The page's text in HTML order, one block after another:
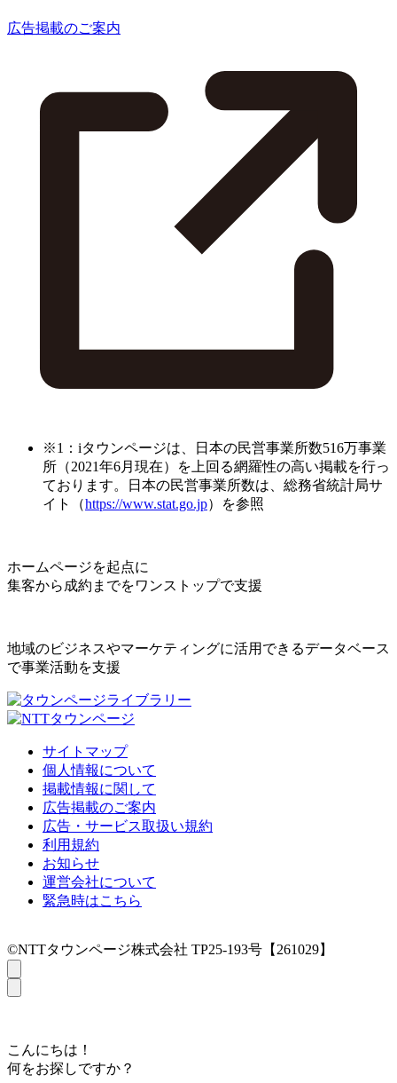
広告掲載のご案内
※1：iタウンページは、日本の民営事業所数516万事業
所（2021年6月現在）を上回る網羅性の高い掲載を行っ
ております。日本の民営事業所数は、総務省統計局サ
イト（https://www.stat.go.jp）を参照
ホームページを起点に
集客から成約までをワンストップで支援
地域のビジネスやマーケティングに活用できるデータベース
で事業活動を支援
サイトマップ
個人情報について
掲載情報に関して
広告掲載のご案内
広告・サービス取扱い規約
利用規約
お知らせ
運営会社について
緊急時はこちら
©NTTタウンページ株式会社 TP25-193号【261029】
こんにちは！
何をお探しですか？